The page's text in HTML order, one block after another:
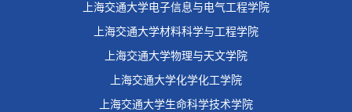
上海交通大学电子信息与电气工程学院
上海交通大学材料科学与工程学院
上海交通大学物理与天文学院
上海交通大学化学化工学院
上海交通大学生命科学技术学院